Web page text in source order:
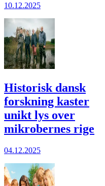
10.12.2025
Historisk dansk
forskning kaster
unikt lys over
mikrobernes rige
04.12.2025